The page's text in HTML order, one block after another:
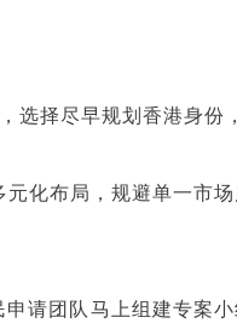
择尽早规划香港身份
化布局，规避单一市
请团队马上组建专案